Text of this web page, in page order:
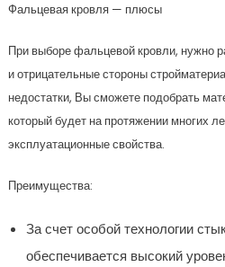
Фальцевая кровля — плюсы
При выборе фальцевой кровли, нужно
и отрицательные стороны
недостатки, Вы сможете подобрать
который будет на протяжении многих
эксплуатационные свойства.
Преимущества:
За счет особой технологии
обеспечивается высокий